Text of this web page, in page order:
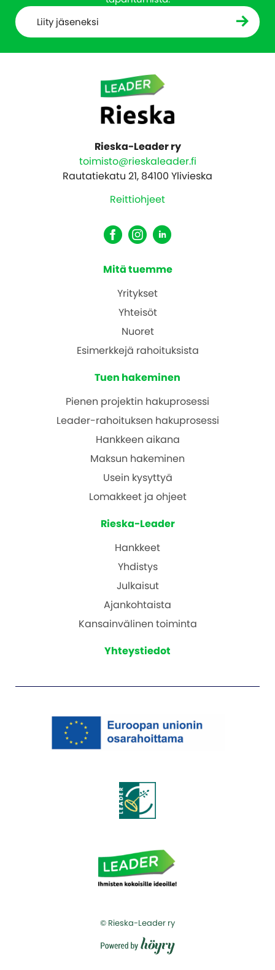
Liity jäseneksi
Rieska-Leader ry
toimisto@rieskaleader.fi
Rautatiekatu 21, 84100 Ylivieska
Reittiohjeet
Mitä tuemme
Yritykset
Yhteisöt
Nuoret
Esimerkkejä rahoituksista
Tuen hakeminen
Pienen projektin hakuprosessi
Leader-rahoituksen hakuprosessi
Hankkeen aikana
Maksun hakeminen
Usein kysyttyä
Lomakkeet ja ohjeet
Rieska-Leader
Hankkeet
Yhdistys
Julkaisut
Ajankohtaista
Kansainvälinen toiminta
Yhteystiedot
© Rieska-Leader ry